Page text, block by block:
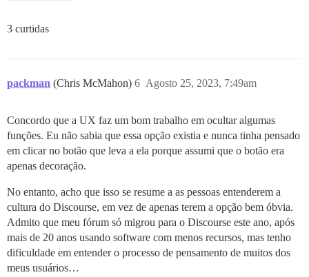
3 curtidas
packman (Chris McMahon) Agosto 25, 2023, 7:49am
6
Concordo que a UX faz um bom trabalho em ocultar algumas
funções. Eu não sabia que essa opção existia e nunca tinha pensado
em clicar no botão que leva a ela porque assumi que o botão era
apenas decoração.
No entanto, acho que isso se resume a as pessoas entenderem a
cultura do Discourse, em vez de apenas terem a opção bem óbvia.
Admito que meu fórum só migrou para o Discourse este ano, após
mais de 20 anos usando software com menos recursos, mas tenho
dificuldade em entender o processo de pensamento de muitos dos
meus usuários…